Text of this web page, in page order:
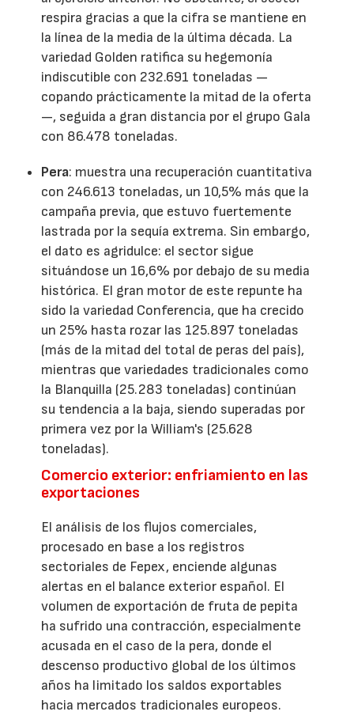
respira gracias a que la cifra se mantiene en
la línea de la media de la última década. La
variedad Golden ratifica su hegemonía
indiscutible con 232.691 toneladas —
copando prácticamente la mitad de la oferta
—, seguida a gran distancia por el grupo Gala
con 86.478 toneladas.
Pera: muestra una recuperación cuantitativa
con 246.613 toneladas, un 10,5% más que la
campaña previa, que estuvo fuertemente
lastrada por la sequía extrema. Sin embargo,
el dato es agridulce: el sector sigue
situándose un 16,6% por debajo de su media
histórica. El gran motor de este repunte ha
sido la variedad Conferencia, que ha crecido
un 25% hasta rozar las 125.897 toneladas
(más de la mitad del total de peras del país),
mientras que variedades tradicionales como
la Blanquilla (25.283 toneladas) continúan
su tendencia a la baja, siendo superadas por
primera vez por la William's (25.628
toneladas).
Comercio exterior: enfriamiento en las
exportaciones
El análisis de los flujos comerciales,
procesado en base a los registros
sectoriales de Fepex, enciende algunas
alertas en el balance exterior español. El
volumen de exportación de fruta de pepita
ha sufrido una contracción, especialmente
acusada en el caso de la pera, donde el
descenso productivo global de los últimos
años ha limitado los saldos exportables
hacia mercados tradicionales europeos.